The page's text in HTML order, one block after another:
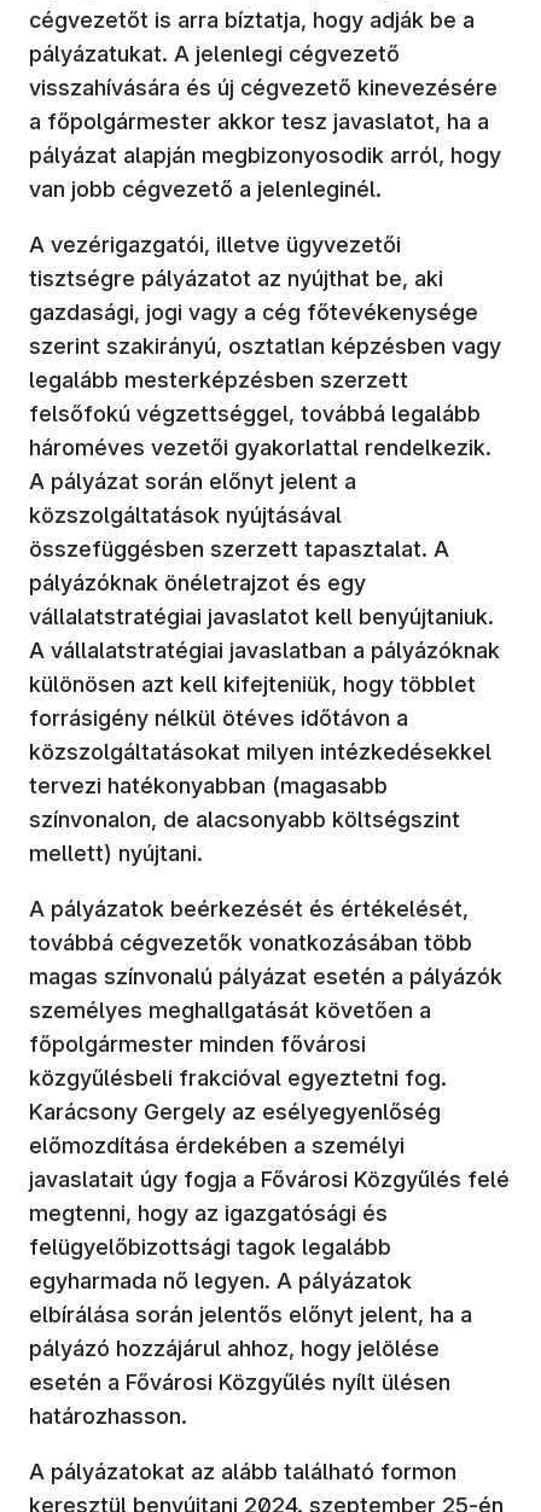
cégvezetőt is arra bíztatja, hogy adják be a
pályázatukat. A jelenlegi cégvezető
visszahívására és új cégvezető kinevezésére
a főpolgármester akkor tesz javaslatot, ha a
pályázat alapján megbizonyosodik arról, hogy
van jobb cégvezető a jelenleginél.
A vezérigazgatói, illetve ügyvezetői
tisztségre pályázatot az nyújthat be, aki
gazdasági, jogi vagy a cég főtevékenysége
szerint szakirányú, osztatlan képzésben vagy
legalább mesterképzésben szerzett
felsőfokú végzettséggel, továbbá legalább
hároméves vezetői gyakorlattal rendelkezik.
A pályázat során előnyt jelent a
közszolgáltatások nyújtásával
összefüggésben szerzett tapasztalat. A
pályázóknak önéletrajzot és egy
vállalatstratégiai javaslatot kell benyújtaniuk.
A vállalatstratégiai javaslatban a pályázóknak
különösen azt kell kifejteniük, hogy többlet
forrásigény nélkül ötéves időtávon a
közszolgáltatásokat milyen intézkedésekkel
tervezi hatékonyabban (magasabb
színvonalon, de alacsonyabb költségszint
mellett) nyújtani.
A pályázatok beérkezését és értékelését,
továbbá cégvezetők vonatkozásában több
magas színvonalú pályázat esetén a pályázók
személyes meghallgatását követően a
főpolgármester minden fővárosi
közgyűlésbeli frakcióval egyeztetni fog.
Karácsony Gergely az esélyegyenlőség
előmozdítása érdekében a személyi
javaslatait úgy fogja a Fővárosi Közgyűlés felé
megtenni, hogy az igazgatósági és
felügyelőbizottsági tagok legalább
egyharmada nő legyen. A pályázatok
elbírálása során jelentős előnyt jelent, ha a
pályázó hozzájárul ahhoz, hogy jelölése
esetén a Fővárosi Közgyűlés nyílt ülésen
határozhasson.
A pályázatokat az alább található formon
keresztül benyújtani 2024. szeptember 25-én